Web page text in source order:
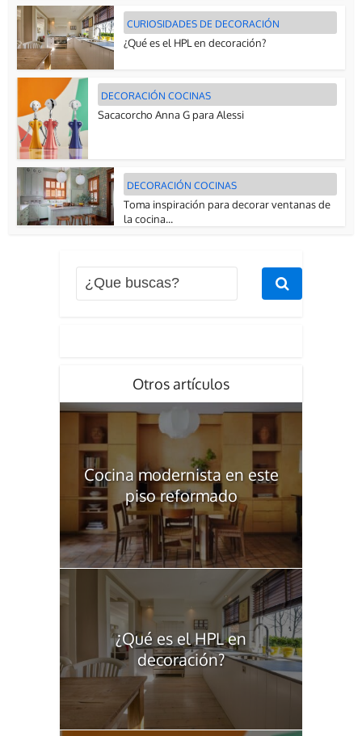
CURIOSIDADES DE DECORACIÓN
¿Qué es el HPL en decoración?
DECORACIÓN COCINAS
Sacacorcho Anna G para Alessi
DECORACIÓN COCINAS
Toma inspiración para decorar ventanas de
la cocina...
Otros artículos
Cocina modernista en este
piso reformado
¿Qué es el HPL en
decoración?